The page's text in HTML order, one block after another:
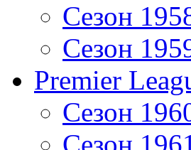
Сезон
Сезон
Premier
Сезон